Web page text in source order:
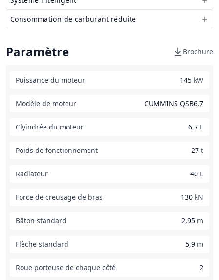
Consommation de carburant réduite
Paramètre Brochure
Puissance du moteur 145 kW
Modèle de moteur CUMMINS QSB6,7
Clyindrée du moteur 6,7 L
Poids de fonctionnement 27 t
Radiateur 40 L
Force de creusage de bras 130 kN
Bâton standard 2,95 m
Flèche standard 5,9 m
Roue porteuse de chaque côté 2